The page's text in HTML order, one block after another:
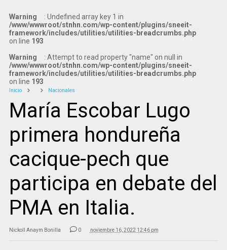
Warning
: Undefined array key 1 in
/www/wwwroot/stnhn.com/wp-content/plugins/sneeit-
framework/includes/utilities/utilities-breadcrumbs.php
on line 193
Warning
: Attempt to read property "name" on null in
/www/wwwroot/stnhn.com/wp-content/plugins/sneeit-
framework/includes/utilities/utilities-breadcrumbs.php
on line 193
Inicio Nacionales
María Escobar Lugo
primera hondureña
cacique-pech que
participa en debate del
PMA en Italia.
Nickoll Anaym Bonilla 0 noviembre 16, 2022 12:46 pm